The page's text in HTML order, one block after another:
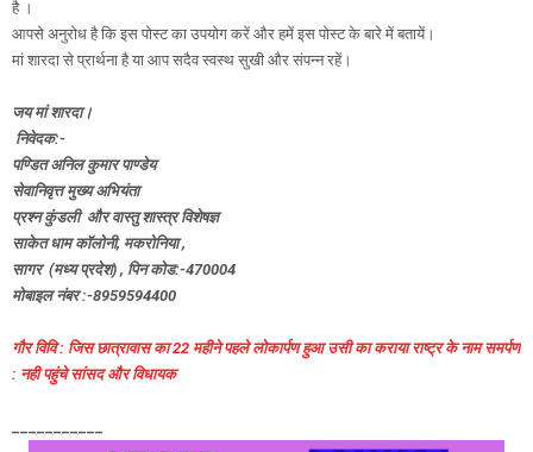
है ।
आपसे अनुरोध है कि इस पोस्ट का उपयोग करें और हमें इस पोस्ट के बारे में बतायें।
मां शारदा से प्रार्थना है या आप सदैव स्वस्थ सुखी और संपन्न रहें।
जय मां शारदा।
निवेदक:-
पण्डित अनिल कुमार पाण्डेय
सेवानिवृत्त मुख्य अभियंता
प्रश्न कुंडली और वास्तु शास्त्र विशेषज्ञ
साकेत धाम कॉलोनी, मकरोनिया ,
सागर (मध्य प्रदेश) , पिन कोड:-470004
मोबाइल नंबर :-8959594400
गौर विवि : जिस छात्रावास का 22 महीने पहले लाेकार्पण हुआ उसी का कराया राष्ट्र के नाम समर्पण
: नही पहुंचे सांसद और विधायक